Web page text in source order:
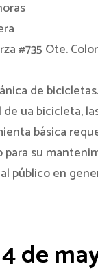
#735 Ote.
de
ua bicicleta,
básica
para su
público en
de